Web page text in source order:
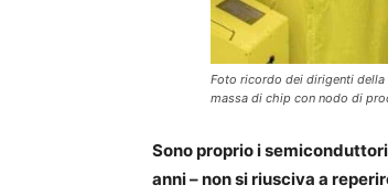
Foto ricordo dei dirigenti della
massa di chip con nodo di
Sono proprio i
anni – non si riusciva a